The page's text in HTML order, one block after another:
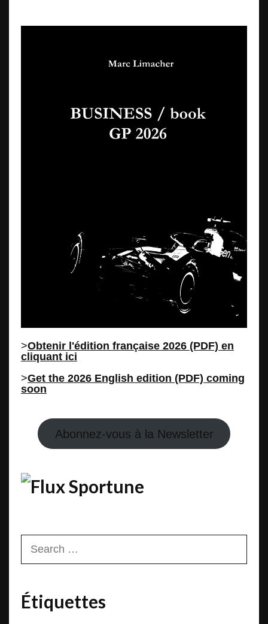
>Obtenir l'édition française 2026 (PDF) en
cliquant ici
>Get the 2026 English edition (PDF) coming
soon
Abonnez-vous à la Newsletter
Sportune
for:
Étiquettes